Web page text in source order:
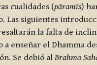
cualidades (pāramīs)
Las siguientes
la falta de
a enseñar el Dhamma
Se debió al Brahma